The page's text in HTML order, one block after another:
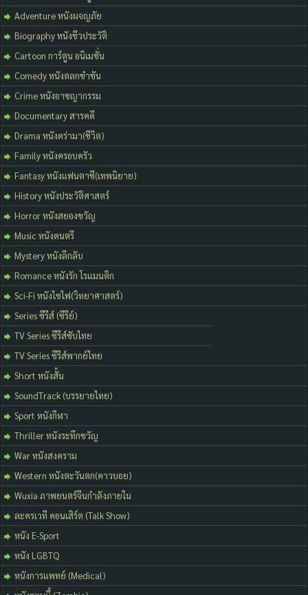
Adventure หนังผจญภัย
Biography หนังชีวประวัติ
Cartoon การ์ตูน อนิเมชั่น
Comedy หนังตลกขำขัน
Crime หนังอาชญากรรม
Documentary สารคดี
Drama หนังดร่ามา(ชีวิต)
Family หนังครอบครัว
Fantasy หนังแฟนตาซี(เทพนิยาย)
History หนังประวัติศาสตร์
Horror หนังสยองขวัญ
Music หนังดนตรี
Mystery หนังลึกลับ
Romance หนังรัก โรแมนติก
Sci-Fi หนังไซไฟ(วิทยาศาสตร์)
Series ซีรีส์ (ซีรีย์)
TV Series ซีรีส์ซับไทย
TV Series ซีรีส์พากย์ไทย
Short หนังสั้น
SoundTrack (บรรยายไทย)
Sport หนังกีฬา
Thriller หนังระทึกขวัญ
War หนังสงคราม
Western หนังตะวันตก(คาวบอย)
Wuxia ภาพยนตร์จีนกำลังภายใน
ละครเวที คอนเสิร์ต (Talk Show)
หนัง E-Sport
หนัง LGBTQ
หนังการแพทย์ (Medical)